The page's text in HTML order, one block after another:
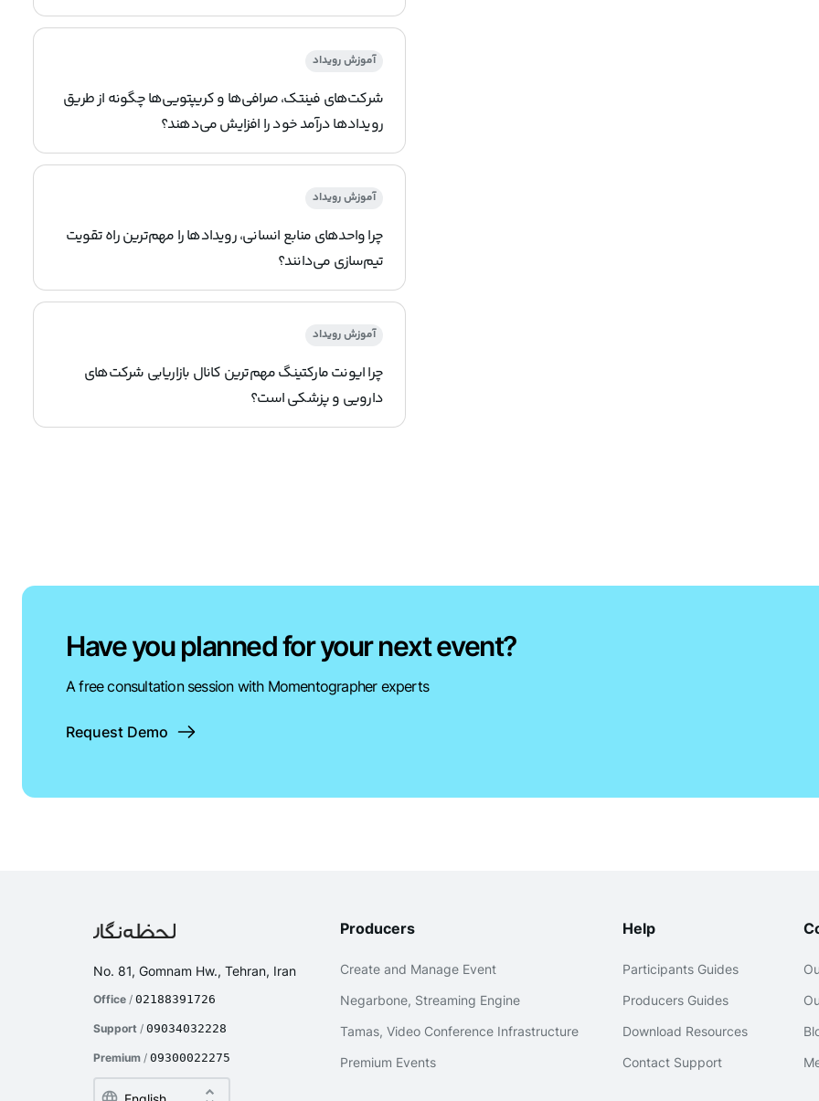
آموزش رویداد
شرکت‌های فینتک، صرافی‌ها و کریپتویی‌ها چگونه از طریق
رویدادها درآمد خود را افزایش می‌دهند؟
آموزش رویداد
چرا واحدهای منابع انسانی، رویدادها را مهم‌ترین راه تقویت
تیم‌سازی می‌دانند؟
آموزش رویداد
چرا ایونت مارکتینگ مهم‌ترین کانال بازاریابی شرکت‌های
دارویی و پزشکی است؟
Have you planned for your next event?
A free consultation session with Momentographer experts
Request Demo
No. 81, Gomnam Hw., Tehran, Iran
Office/ 02188391726
Support/ 09034032228
Premium/ 09300022275
Producers
Create and Manage Event
Negarbone, Streaming Engine
Tamas, Video Conference Infrastructure
Premium Events
Help
Participants Guides
Producers Guides
Download Resources
Contact Support